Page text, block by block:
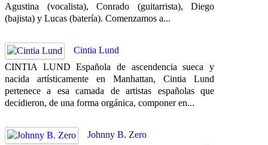
Agustina (vocalista), Conrado (guitarrista), Diego
(bajista) y Lucas (batería). Comenzamos a...
Cintia Lund
CINTIA LUND Española de ascendencia sueca y
nacida artísticamente en Manhattan, Cintia Lund
pertenece a esa camada de artistas españolas que
decidieron, de una forma orgánica, componer en...
Johnny B. Zero